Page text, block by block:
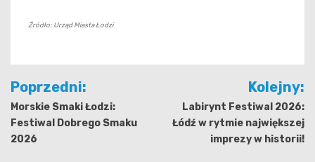
Źródło: Urząd Miasta Łodzi
Nawigacja
wpisu
Poprzedni:
Morskie Smaki Łodzi:
Festiwal Dobrego Smaku
2026
Kolejny:
Labirynt Festiwal 2026:
Łódź w rytmie największej
imprezy w historii!